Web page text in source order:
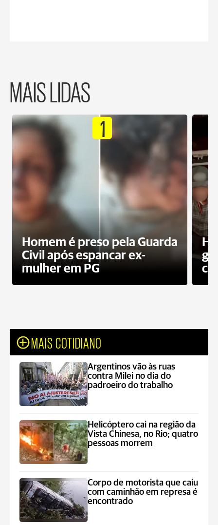
MAIS LIDAS
1
Homem é preso pela Guarda
Civil após espancar ex-
mulher em PG
MAIS COTIDIANO
Argentinos vão às ruas
contra Milei no dia do
padroeiro do trabalho
Helicóptero cai na região da
Vista Chinesa, no Rio; quatro
pessoas morrem
Corpo de motorista que caiu
com caminhão em represa é
encontrado